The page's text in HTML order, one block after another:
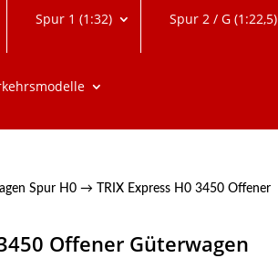
Spur 1 (1:32) Spur 2 / G (1:22,5)
Spur H0→ TRIX Express H0 3450 Offener
Offener Güterwagen